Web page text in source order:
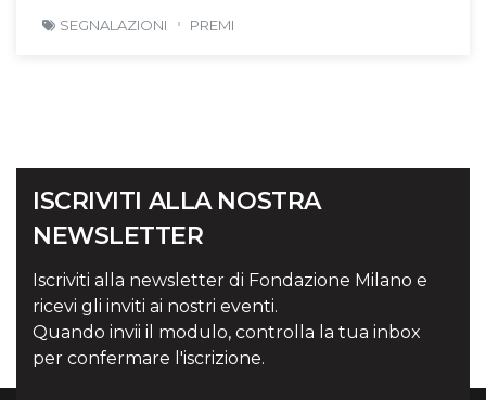
SEGNALAZIONI PREMI
ISCRIVITI ALLA NOSTRA
NEWSLETTER
Iscriviti alla newsletter di Fondazione Milano e
ricevi gli inviti ai nostri eventi.
Quando invii il modulo, controlla la tua inbox
per confermare l'iscrizione.